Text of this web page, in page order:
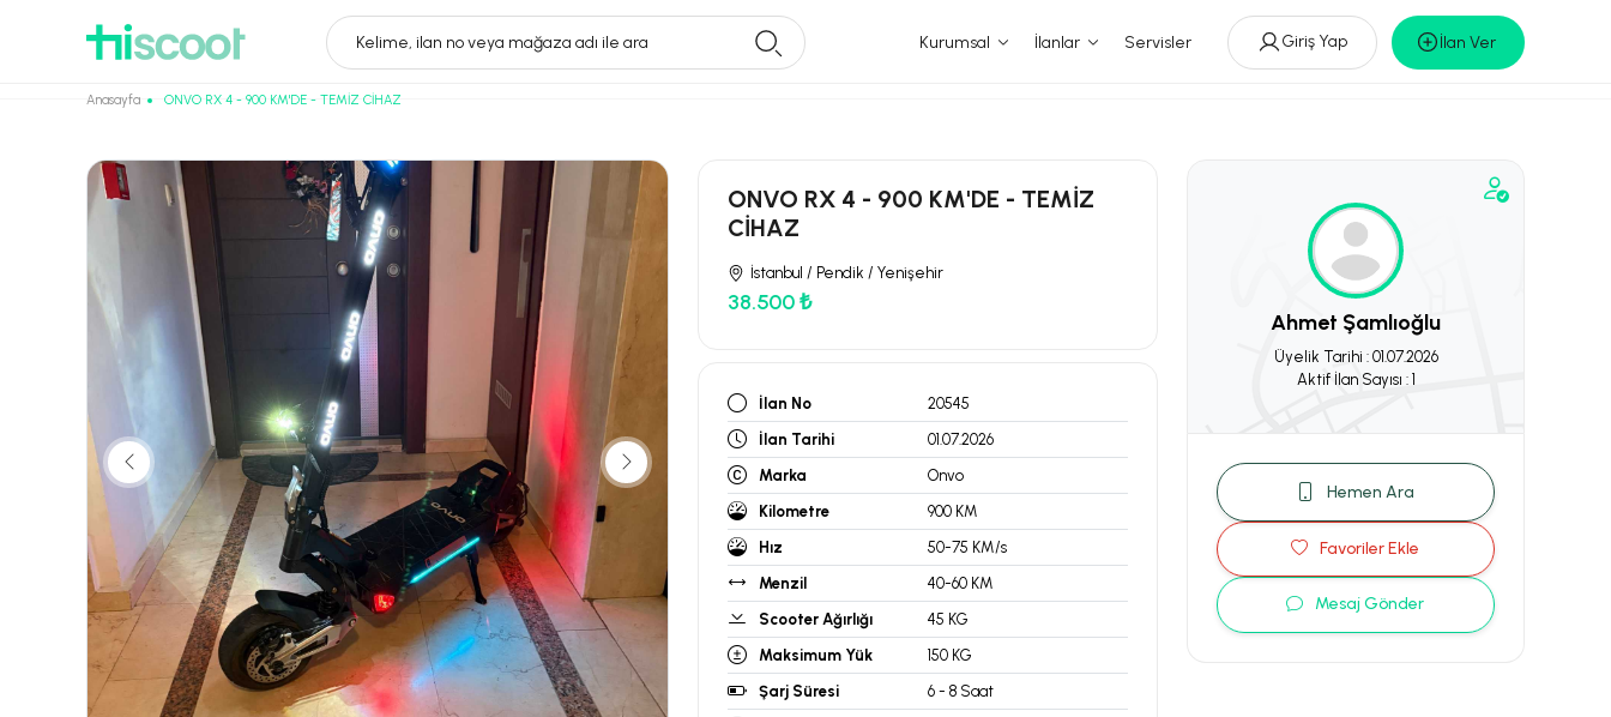
Kelime, ilan no veya mağaza adı ile ara Kurumsal İlanlar Servisler Giriş Yap İlan Ver
Anasayfa ONVO RX 4 - 900 KM'DE - TEMİZ CİHAZ
ONVO RX 4 - 900 KM'DE - TEMİZ
CİHAZ
İstanbul / Pendik / Yenişehir
38.500 ₺
İlan No
20545
İlan Tarihi
01.07.2026
Marka
Onvo
Kilometre
900 KM
Hız
50-75 KM/s
Menzil
40-60 KM
Scooter Ağırlığı
45 KG
Maksimum Yük
150 KG
Şarj Süresi
6 - 8 Saat
Ahmet Şamlıoğlu
Üyelik Tarihi : 01.07.2026
Aktif İlan Sayısı : 1
Hemen Ara
Favoriler Ekle
Mesaj Gönder